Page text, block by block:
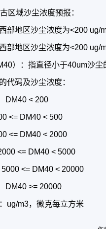
域沙尘浓度预报：
地区沙尘浓度为<200 ug/
地区沙尘浓度为<200 ug/
）：指直径小于40um沙尘
码及沙尘浓度：
< 200
< 500
< 2000
DM40 < 5000
DM40 < 20000
>= 20000
m3，微克每立方米